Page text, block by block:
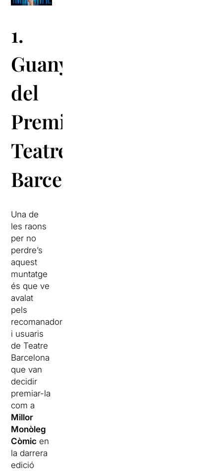
1.
Guanyadora
del
Premi
Teatre
Barcelona
Una de
les raons
per no
perdre’s
aquest
muntatge
és que ve
avalat
pels
recomanadors
i usuaris
de Teatre
Barcelona
que van
decidir
premiar-la
com a
Millor
Monòleg
Còmic en
la darrera
edició